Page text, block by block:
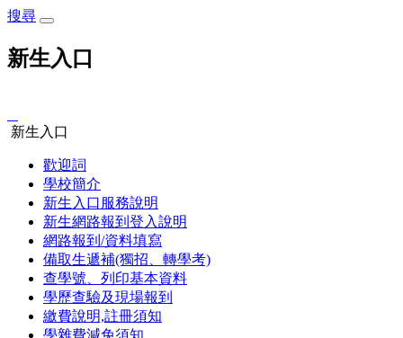
搜尋
新生入口
新生入口
歡迎詞
學校簡介
新生入口服務說明
新生網路報到登入說明
網路報到/資料填寫
備取生遞補(獨招、轉學考)
查學號、列印基本資料
學歷查驗及現場報到
繳費說明,註冊須知
學雜費減免須知